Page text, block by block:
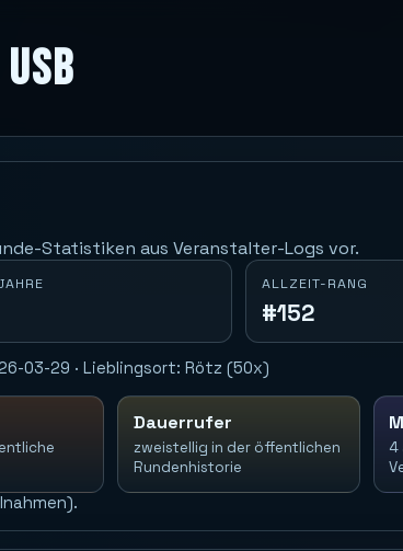
Statistiken aus Veranstalter-Logs vor.
ALLZEIT-RANG
#152
03-29 · Lieblingsort: Rötz (50x)
Dauerrufer
zweistellig in der öffentlichen
Rundenhistorie
4